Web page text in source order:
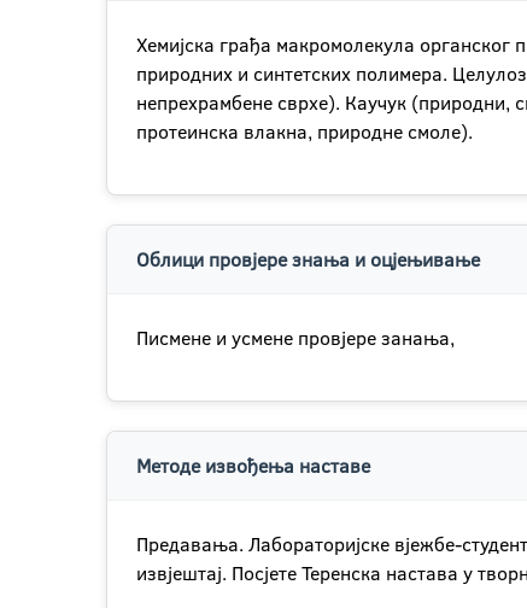
Хемијска грађа макромолекула органског
природних и синтетских полимера.
непрехрамбене сврхе). Каучук (природни,
протеинска влакна, природне смоле).
Облици провјере знања и оцјењивање
Писменe и усмене провјере занања,
Методе извођења наставе
Предавања. Лабораторијске вјежбе-
извјештај. Посјете Теренска настава у